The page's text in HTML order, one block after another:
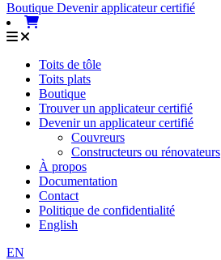
Boutique Devenir applicateur certifié
Toits de tôle
Toits plats
Boutique
Trouver un applicateur certifié
Devenir un applicateur certifié
Couvreurs
Constructeurs ou rénovateurs
À propos
Documentation
Contact
Politique de confidentialité
English
EN